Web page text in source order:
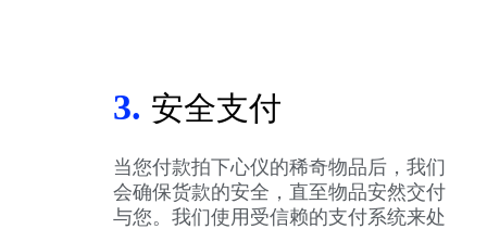
3. 安全支付
当您付款拍下心仪的稀奇物品后，我们
会确保货款的安全，直至物品安然交付
与您。我们使用受信赖的支付系统来处